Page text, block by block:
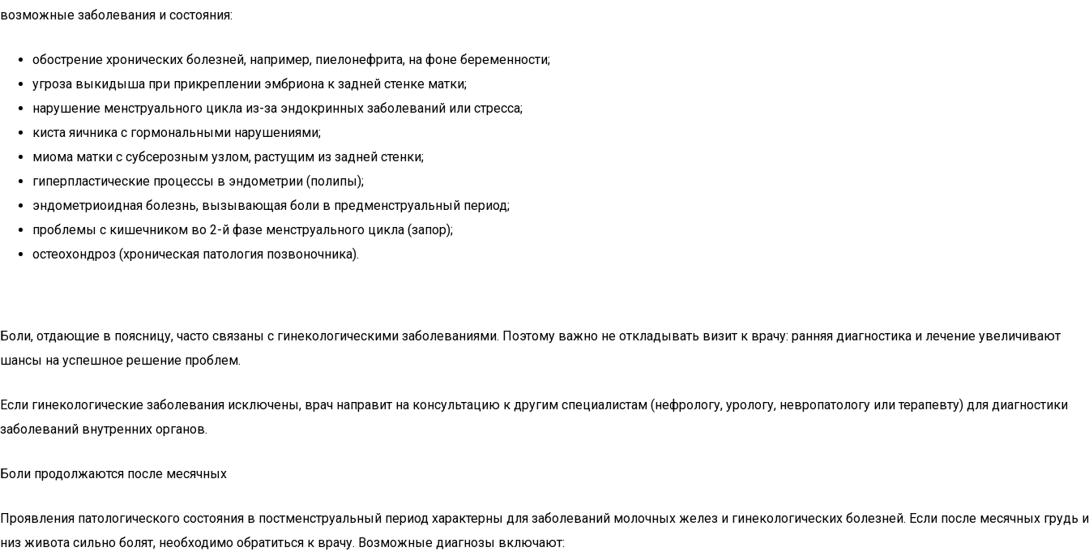
возможные заболевания и состояния:
обострение хронических болезней, например, пиелонефрита, на фоне беременности;
угроза выкидыша при прикреплении эмбриона к задней стенке матки;
нарушение менструального цикла из-за эндокринных заболеваний или стресса;
киста яичника с гормональными нарушениями;
миома матки с субсерозным узлом, растущим из задней стенки;
гиперпластические процессы в эндометрии (полипы);
эндометриоидная болезнь, вызывающая боли в предменструальный период;
проблемы с кишечником во 2-й фазе менструального цикла (запор);
остеохондроз (хроническая патология позвоночника).
Боли, отдающие в поясницу, часто связаны с гинекологическими заболеваниями. Поэтому важно не откладывать визит к врачу: ранняя диагностика и лечение увеличивают
шансы на успешное решение проблем.
Если гинекологические заболевания исключены, врач направит на консультацию к другим специалистам (нефрологу, урологу, невропатологу или терапевту) для диагностики
заболеваний внутренних органов.
Боли продолжаются после месячных
Проявления патологического состояния в постменструальный период характерны для заболеваний молочных желез и гинекологических болезней. Если после месячных грудь и
низ живота сильно болят, необходимо обратиться к врачу. Возможные диагнозы включают: